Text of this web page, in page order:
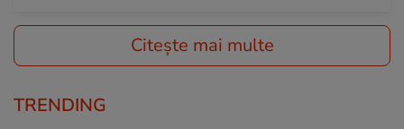
Citește mai multe
TRENDING